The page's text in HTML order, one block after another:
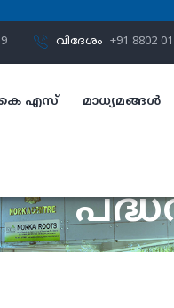
വിദേശം +91 8802
എസ് മാധ്യമങ്ങൾ